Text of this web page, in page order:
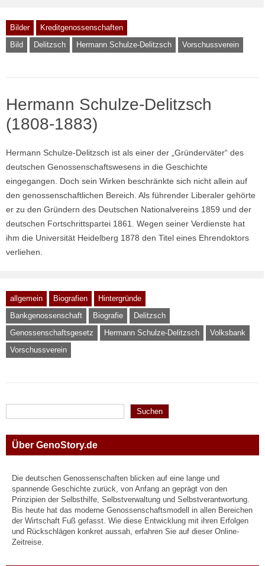
Bilder
Kreditgenossenschaften
Bild
Delitzsch Hermann Schulze-Delitzsch Vorschussverein
Hermann Schulze-Delitzsch
(1808-1883)
Hermann Schulze-Delitzsch ist als einer der „Gründerväter“ des
deutschen Genossenschaftswesens in die Geschichte
eingegangen. Doch sein Wirken beschränkte sich nicht allein auf
den genossenschaftlichen Bereich. Als führender Liberaler gehörte
er zu den Gründern des Deutschen Nationalvereins 1859 und der
deutschen Fortschrittspartei 1861. Wegen seiner Verdienste hat
ihm die Universität Heidelberg 1878 den Titel eines Ehrendoktors
verliehen.
allgemein Biografien
Hintergründe
Bankgenossenschaft
Biografie
Delitzsch
Genossenschaftsgesetz
Hermann Schulze-Delitzsch
Volksbank
Vorschussverein
Suchen
Suchen
Über GenoStory.de
Die deutschen Genossenschaften blicken auf eine lange und
spannende Geschichte zurück, von Anfang an geprägt von den
Prinzipien der Selbsthilfe, Selbstverwaltung und Selbstverantwortung.
Bis heute hat das moderne Genossenschaftsmodell in allen Bereichen
der Wirtschaft Fuß gefasst. Wie diese Entwicklung mit ihren Erfolgen
und Rückschlägen konkret aussah, erfahren Sie auf dieser Online-
Zeitreise.